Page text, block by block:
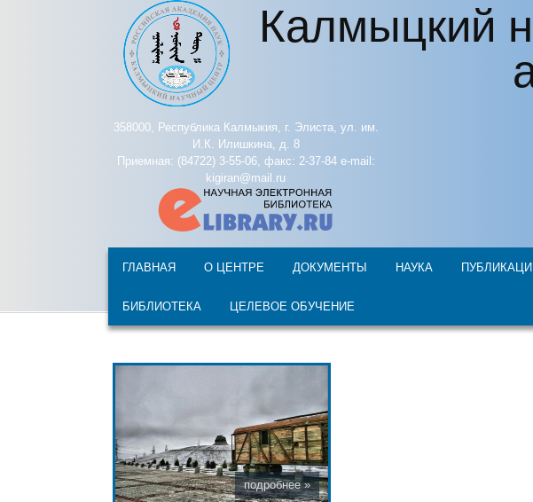
Перейти к основному содержанию Калмыцкий
358000, Республика Калмыкия, г. Элиста, ул. им.
И.К. Илишкина, д. 8
Приемная: (84722) 3-55-06, факс: 2-37-84 e-mail:
kigiran@mail.ru
ГЛАВНАЯ О ЦЕНТРЕ ДОКУМЕНТЫ НАУКА
БИБЛИОТЕКА ЦЕЛЕВОЕ ОБУЧЕНИЕ